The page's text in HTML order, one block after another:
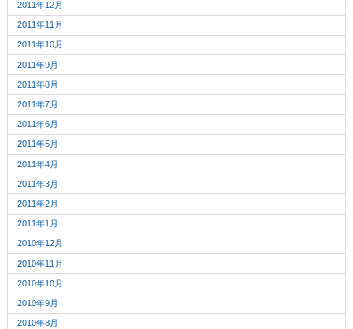
2011年12月
2011年11月
2011年10月
2011年9月
2011年8月
2011年7月
2011年6月
2011年5月
2011年4月
2011年3月
2011年2月
2011年1月
2010年12月
2010年11月
2010年10月
2010年9月
2010年8月